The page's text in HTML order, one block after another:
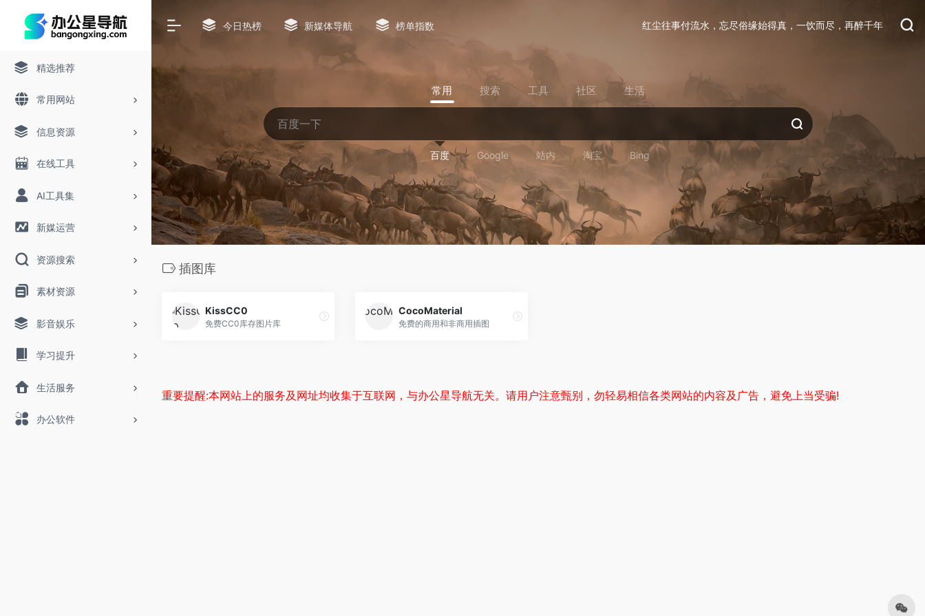
精选推荐
常用网站
信息资源
在线工具
AI工具集
新媒运营
资源搜索
素材资源
影音娱乐
学习提升
生活服务
办公软件
今日热榜 新媒体导航 榜单指数 红尘往事付流水，忘尽俗缘始得真，一饮而尽，再醉千年
常用 搜索 工具 社区 生活
百度 Google 站内 淘宝 Bing
插图库
KissCC0
免费CC0库存图片库
CocoMaterial
免费的商用和非商用插图
重要提醒:本网站上的服务及网址均收集于互联网，与办公星导航无关。请用户注意甄别，勿轻易相信各类网站的内容及广告，避免上当受骗!